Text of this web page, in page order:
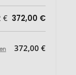
€ 372,00 €
372,00 €